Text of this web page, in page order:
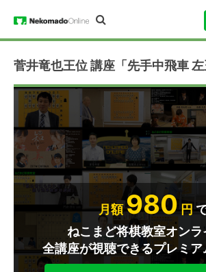
菅井竜也王位 講座「先手中飛車
月額980円
ねこまど将棋教室オンラ
全講座が視聴できるプレミア